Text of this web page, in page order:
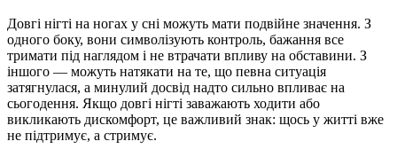
Довгі нігті на ногах у сні можуть мати подвійне значення. З
одного боку, вони символізують контроль, бажання все
тримати під наглядом і не втрачати впливу на обставини. З
іншого — можуть натякати на те, що певна ситуація
затягнулася, а минулий досвід надто сильно впливає на
сьогодення. Якщо довгі нігті заважають ходити або
викликають дискомфорт, це важливий знак: щось у житті вже
не підтримує, а стримує.